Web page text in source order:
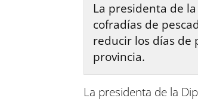
La presidenta de
cofradías de
reducir los días de
provincia.
La presidenta de la